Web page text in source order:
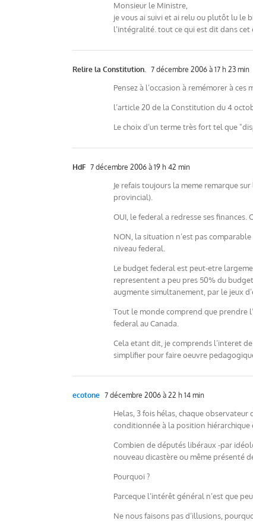
Monsieur le Ministre,
je vous ai suivi et ai relu ou plutôt lu le
l’intégralité. tout ce qui est dit dans
Relire la Constitution. 7 décembre 2006 à 17 h 23 min
Pensez à l’occasion à remémorer à
l’article 20 de la Constitution du 4
Le choix d’un terme très fort tel que
HdF 7 décembre 2006 à 19 h 42 min
Je refais toujours la meme remarque
provincial).
OUI, le federal a redresse ses
NON, la situation n’est pas
niveau federal.
Le budget federal est peut-etre
representent a peu pres 50% du
augmente simultanement, par le jeux
Tout le monde comprend que prendre
federal au Canada.
Cela etant dit, je comprends l’interet
simplifier pour faire oeuvre
ecotone 7 décembre 2006 à 22 h 14 min
Helas, 3 fois hélas, chaque
conditionnée à la position hiérarchique
Combien de députés libéraux -par
nouveau dicastère ou même présenté
Pourquoi ?
Parceque l’intérêt général n’est que
Ne nous faisons pas d’illusions,